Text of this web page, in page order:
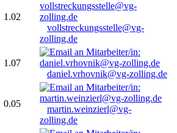
1.02
vollstreckungsstelle@vg-
zolling.de
1.07
daniel.vrhovnik@vg-zolling.de
0.05
martin.weinzierl@vg-
zolling.de